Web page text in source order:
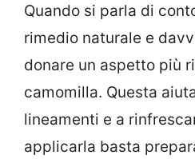
Quando si parla di
rimedio naturale e
donare un aspetto più
camomilla. Questa
lineamenti e a
applicarla basta